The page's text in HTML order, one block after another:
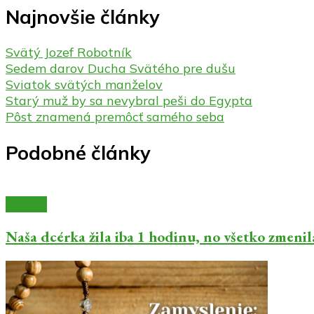
Najnovšie články
Svätý Jozef Robotník
Sedem darov Ducha Svätého pre dušu
Sviatok svätých manželov
Starý muž by sa nevybral peši do Egypta
Pôst znamená premôcť samého seba
Podobné články
Naša dcérka žila iba 1 hodinu, no všetko